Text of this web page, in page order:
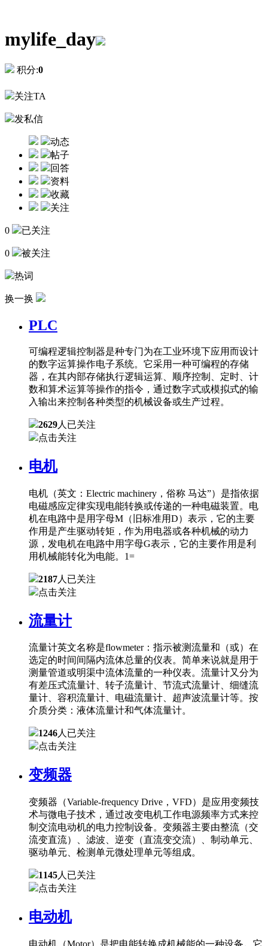
mylife_day
积分:0
关注TA
发私信
动态
帖子
回答
资料
收藏
关注
0 已关注
0 被关注
热词
换一换
PLC
可编程逻辑控制器是种专门为在工业环境下应用而设计
的数字运算操作电子系统。它采用一种可编程的存储
器，在其内部存储执行逻辑运算、顺序控制、定时、计
数和算术运算等操作的指令，通过数字式或模拟式的输
入输出来控制各种类型的机械设备或生产过程。
2629人已关注
点击关注
电机
电机（英文：Electric machinery，俗称 马达”）是指依据
电磁感应定律实现电能转换或传递的一种电磁装置。电
机在电路中是用字母M（旧标准用D）表示，它的主要
作用是产生驱动转矩，作为用电器或各种机械的动力
源，发电机在电路中用字母G表示，它的主要作用是利
用机械能转化为电能。1=
2187人已关注
点击关注
流量计
流量计英文名称是flowmeter：指示被测流量和（或）在
选定的时间间隔内流体总量的仪表。简单来说就是用于
测量管道或明渠中流体流量的一种仪表。流量计又分为
有差压式流量计、转子流量计、节流式流量计、细缝流
量计、容积流量计、电磁流量计、超声波流量计等。按
介质分类：液体流量计和气体流量计。
1246人已关注
点击关注
变频器
变频器（Variable-frequency Drive，VFD）是应用变频技
术与微电子技术，通过改变电机工作电源频率方式来控
制交流电动机的电力控制设备。变频器主要由整流（交
流变直流）、滤波、逆变（直流变交流）、制动单元、
驱动单元、检测单元微处理单元等组成。
1145人已关注
点击关注
电动机